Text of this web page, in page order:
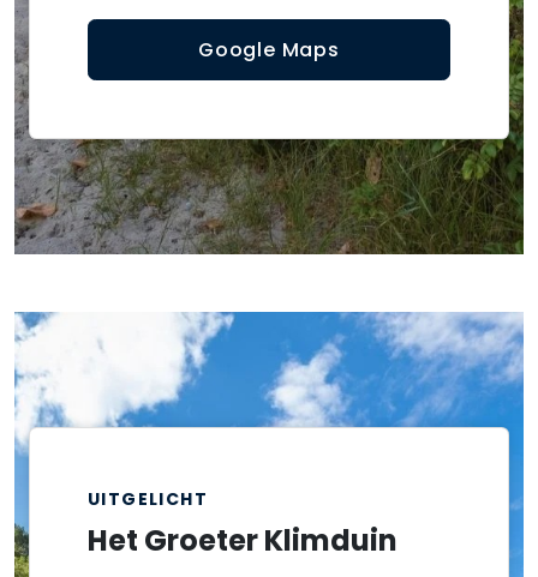
Google Maps
UITGELICHT
Het Groeter Klimduin